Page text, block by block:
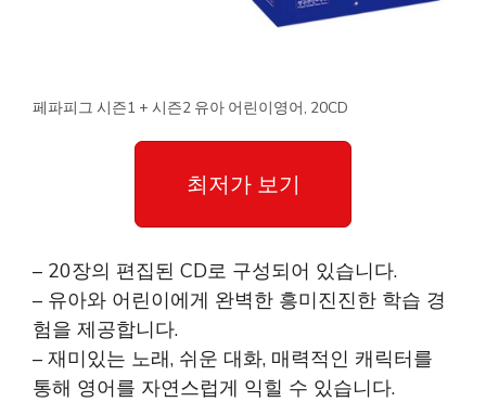
페파피그 시즌1 + 시즌2 유아 어린이영어, 20CD
최저가 보기
– 20장의 편집된 CD로 구성되어 있습니다.
– 유아와 어린이에게 완벽한 흥미진진한 학습 경
험을 제공합니다.
– 재미있는 노래, 쉬운 대화, 매력적인 캐릭터를
통해 영어를 자연스럽게 익힐 수 있습니다.